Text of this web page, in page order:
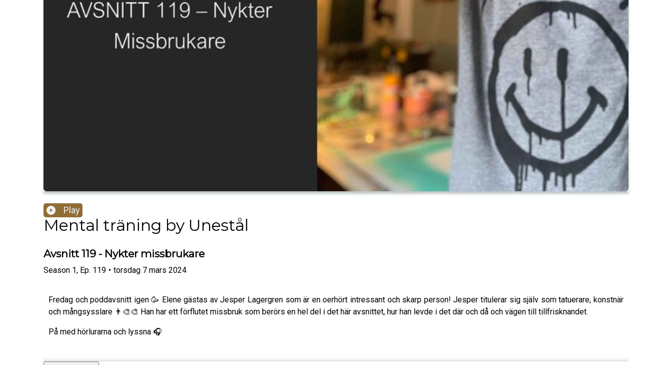
Play
Mental träning by Unestål
Avsnitt 119 - Nykter missbrukare
Season 1, Ep. 119 • torsdag 7 mars 2024
Fredag och poddavsnitt igen 🥳 Elene gästas av Jesper Lagergren som är en oerhört intressant och skarp person! Jesper titulerar sig själv som tatuerare, konstnär
och mångsysslare 👨‍🎨🎨 Han har ett förflutet missbruk som berörs en hel del i det här avsnittet, hur han levde i det där och då och vägen till tillfrisknandet.
På med hörlurarna och lyssna 🎧